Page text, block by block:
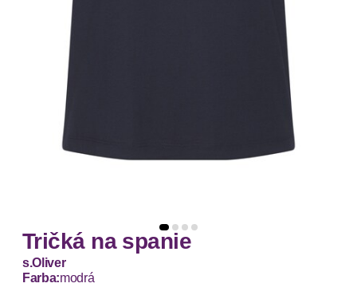
Tričká na spanie
s.Oliver
Farba:modrá